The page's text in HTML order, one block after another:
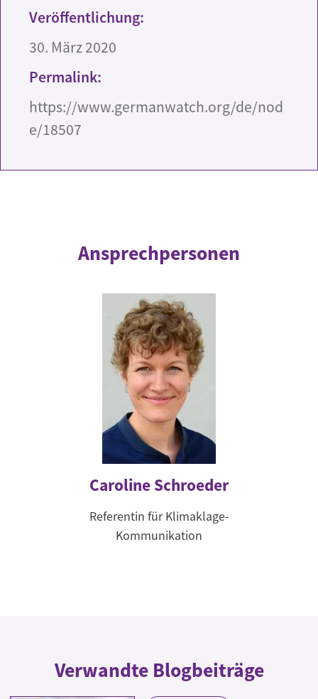
Veröffentlichung:
30. März 2020
Permalink:
https://www.germanwatch.org/de/nod
e/18507
Ansprechpersonen
Caroline Schroeder
Referentin für Klimaklage-
Kommunikation
Verwandte Blogbeiträge